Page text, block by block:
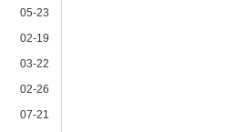
05-23
02-19
03-22
02-26
07-21